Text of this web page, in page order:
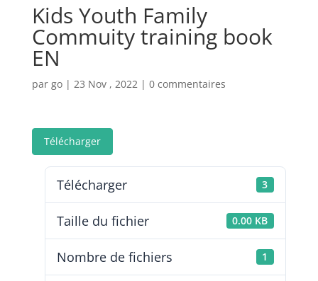
Kids Youth Family
Commuity training book
EN
par go| 23 Nov , 2022| 0 commentaires
Télécharger
Télécharger 3
Taille du fichier 0.00 KB
Nombre de fichiers 1